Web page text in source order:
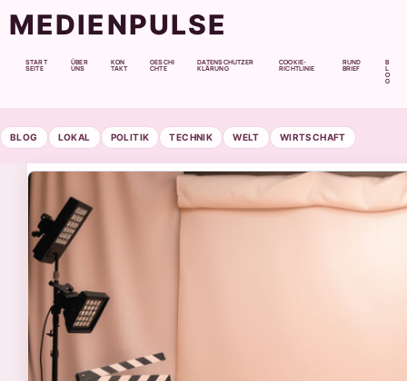
MEDIENPULSE
START
SEITE
ÜBER
UNS
KON
TAKT
GESCHI
CHTE
DATENSCHUTZER
KLÄRUNG
COOKIE-
RICHTLINIE
RUND
BRIEF
B
L
O
G
BLOG LOKAL POLITIK TECHNIK WELT WIRTSCHAFT